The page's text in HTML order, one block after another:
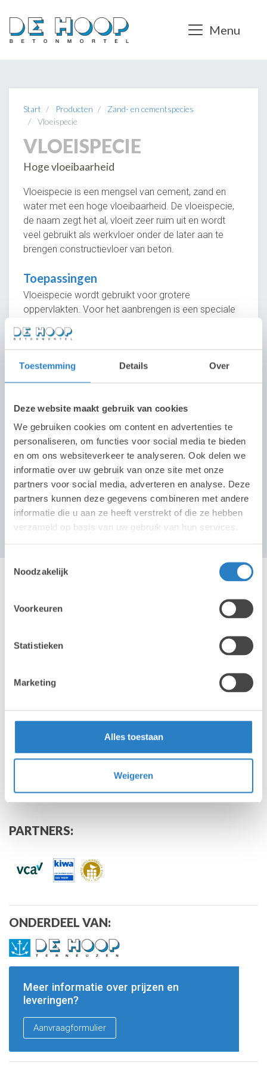
Toestemming Details Over
Deze website maakt gebruik van cookies
We gebruiken cookies om content en advertenties te
personaliseren, om functies voor social media te bieden
en om ons websiteverkeer te analyseren. Ook delen we
informatie over uw gebruik van onze site met onze
partners voor social media, adverteren en analyse. Deze
partners kunnen deze gegevens combineren met andere
informatie die u aan ze heeft verstrekt of die ze hebben
verzameld op basis van uw gebruik van hun services.
Noodzakelijk
Voorkeuren
Statistieken
Marketing
Alles toestaan
Weigeren
Menu
Start Producten
Zand- en cementspecies
Vloeispecie
VLOEISPECIE
Hoge vloeibaarheid
Vloeispecie is een mengsel van cement, zand en
water met een hoge vloeibaarheid. De vloeispecie,
de naam zegt het al, vloeit zeer ruim uit en wordt
veel gebruikt als werkvloer onder de later aan te
brengen constructievloer van beton.
Toepassingen
Vloeispecie wordt gebruikt voor grotere
oppervlakten. Voor het aanbrengen is een speciale
Vloeispecie
Stabilisé
Weber Cemfloor
Meer informatie over prijzen en
leveringen?
Aanvraagformulier
Diensten
PARTNERS:
ONDERDEEL VAN: